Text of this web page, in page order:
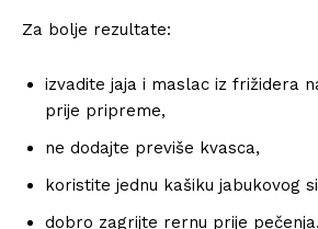
Za bolje rezultate:
izvadite jaja i maslac iz frižidera
prije pripreme,
ne dodajte previše kvasca,
koristite jednu kašiku jabukovog
dobro zagrijte rernu prije pečenja.